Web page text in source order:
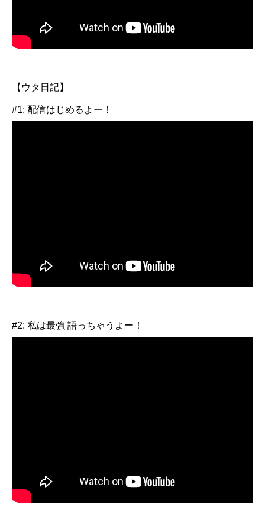
【ウタ日記】
#1: 配信はじめるよー！
#2: 私は最強 語っちゃうよー！